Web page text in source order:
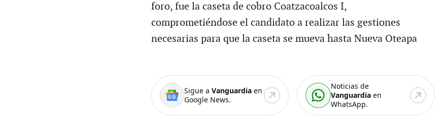
foro, fue la caseta de cobro Coatzacoalcos I,
comprometiéndose el candidato a realizar las gestiones
necesarias para que la caseta se mueva hasta Nueva Oteapa
Sigue a Vanguardiaen
Google News.
Noticias de
Vanguardia en
WhatsApp.